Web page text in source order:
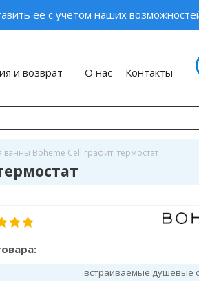
её с учётом наших
и возврат О нас Контакты
Boheme Cell графит, термостат
встраиваемые душевые